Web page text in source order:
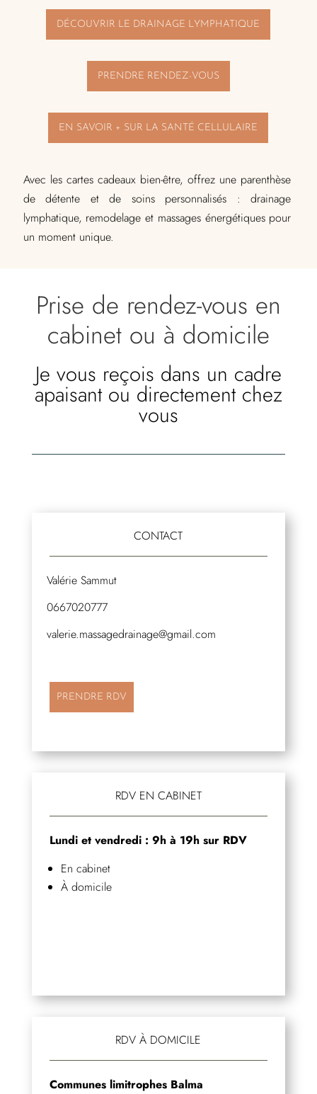
DÉCOUVRIR LE DRAINAGE LYMPHATIQUE
PRENDRE RENDEZ-VOUS
EN SAVOIR + SUR LA SANTÉ CELLULAIRE
Avec les cartes cadeaux bien-être, offrez une parenthèse
de détente et de soins personnalisés : drainage
lymphatique, remodelage et massages énergétiques pour
un moment unique.
Prise de rendez-vous en
cabinet ou à domicile
Je vous reçois dans un cadre
apaisant ou directement chez
vous
CONTACT
Valérie Sammut
0667020777
valerie.massagedrainage@gmail.com
PRENDRE RDV
RDV EN CABINET
Lundi et vendredi : 9h à 19h sur RDV
En cabinet
À domicile
RDV À DOMICILE
Communes limitrophes Balma